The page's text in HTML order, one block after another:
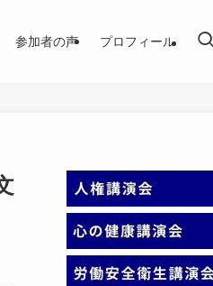
参加者の声 プロフィール